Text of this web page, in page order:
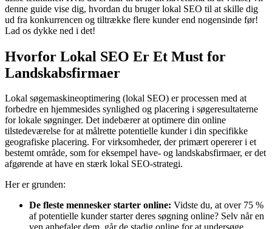
denne guide vise dig, hvordan du bruger lokal SEO til at skille dig
ud fra konkurrencen og tiltrække flere kunder end nogensinde før!
Lad os dykke ned i det!
Hvorfor Lokal SEO Er Et Must for
Landskabsfirmaer
Lokal søgemaskineoptimering (lokal SEO) er processen med at
forbedre en hjemmesides synlighed og placering i søgeresultaterne
for lokale søgninger. Det indebærer at optimere din online
tilstedeværelse for at målrette potentielle kunder i din specifikke
geografiske placering. For virksomheder, der primært opererer i et
bestemt område, som for eksempel have- og landskabsfirmaer, er det
afgørende at have en stærk lokal SEO-strategi.
Her er grunden:
De fleste mennesker starter online: Vidste du, at over 75 %
af potentielle kunder starter deres søgning online? Selv når en